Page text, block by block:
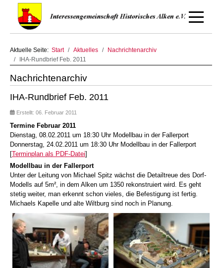
Off-
Aktuelle Seite: Start Aktuelles
Nachrichtenarchiv
IHA-Rundbrief Feb. 2011
Nachrichtenarchiv
IHA-Rundbrief Feb. 2011
Erstellt: 06. Februar 2011
Termine Februar 2011
Dienstag, 08.02.2011 um 18:30 Uhr Modellbau in der Fallerport
Donnerstag, 24.02.2011 um 18:30 Uhr Modellbau in der Fallerport
[Terminplan als PDF-Datei]
Modellbau in der Fallerport
Unter der Leitung von Michael Spitz wächst die Detailtreue des Dorf-
Modells auf 5m², in dem Alken um 1350 rekonstruiert wird. Es geht
stetig weiter, man erkennt schon vieles, die Befestigung ist fertig.
Michaels Kapelle und alte Wiltburg sind noch in Planung.